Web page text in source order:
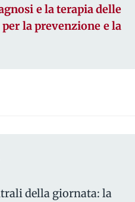
e la terapia delle
la prevenzione e la
della giornata: la